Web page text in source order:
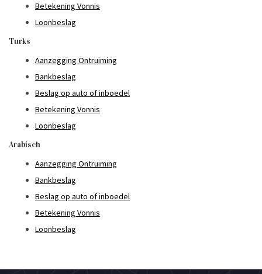
Betekening Vonnis
Loonbeslag
Turks
Aanzegging Ontruiming
Bankbeslag
Beslag op auto of inboedel
Betekening Vonnis
Loonbeslag
Arabisch
Aanzegging Ontruiming
Bankbeslag
Beslag op auto of inboedel
Betekening Vonnis
Loonbeslag